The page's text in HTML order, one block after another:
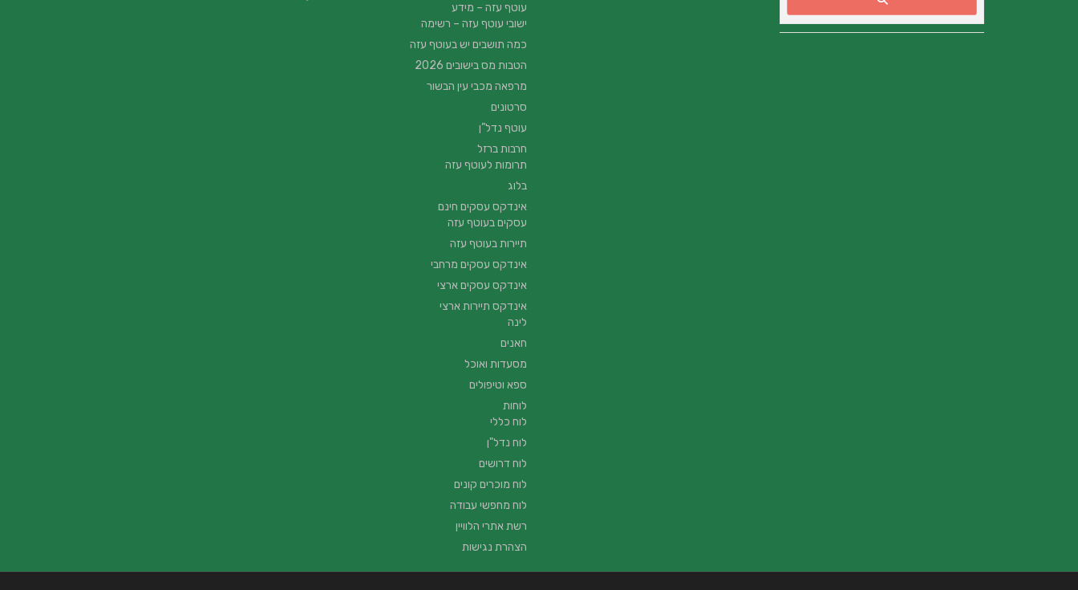
עוטף עזה – מידע
ישובי עוטף עזה – רשימה
כמה תושבים יש בעוטף עזה
הטבות מס בישובים 2026
מרפאה מכבי עין הבשור
סרטונים
עוטף נדל”ן
חרבות ברזל
תרומות לעוטף עזה
בלוג
אינדקס עסקים חינם
עסקים בעוטף עזה
תיירות בעוטף עזה
אינדקס עסקים מרחבי
אינדקס עסקים ארצי
אינדקס תיירות ארצי
לינה
חאנים
מסעדות ואוכל
ספא וטיפולים
לוחות
לוח כללי
לוח נדל"ן
לוח דרושים
לוח מוכרים קונים
לוח מחפשי עבודה
רשת אתרי הלוויין
הצהרת נגישות